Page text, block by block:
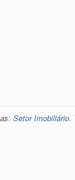
Setor Imobiliário.